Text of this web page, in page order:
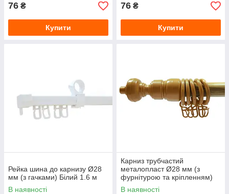
76 ₴
Купити
76 ₴
Купити
Рейка шина до карнизу Ø28
мм (з гачками) Білий 1.6 м
В наявності
Карниз трубчастий
металопласт Ø28 мм (з
фурнітурою та кріпленням)
Дуб Світлий 1.6 м
В наявності